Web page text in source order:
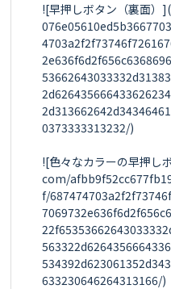
![早押しボタン（裏面
0373333313232/)
![色々なカラーの早押
com/
f/
633230646264313166/)